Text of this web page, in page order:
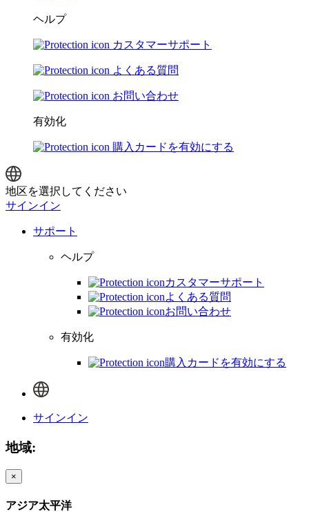
ヘルプ
カスタマーサポート
よくある質問
お問い合わせ
有効化
購入カードを有効にする
地区を選択してください
サインイン
サポート
ヘルプ
カスタマーサポート
よくある質問
お問い合わせ
有効化
購入カードを有効にする
サインイン
地域:
×
アジア太平洋